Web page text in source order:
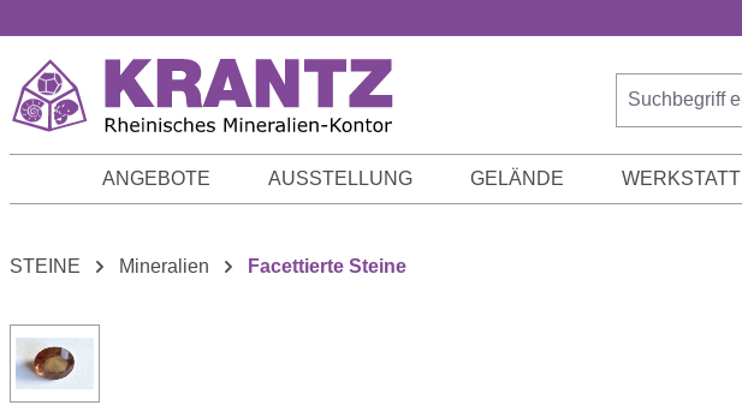
ANGEBOTE AUSSTELLUNG GELÄNDE WERKSTATT
STEINE Mineralien Facettierte Steine